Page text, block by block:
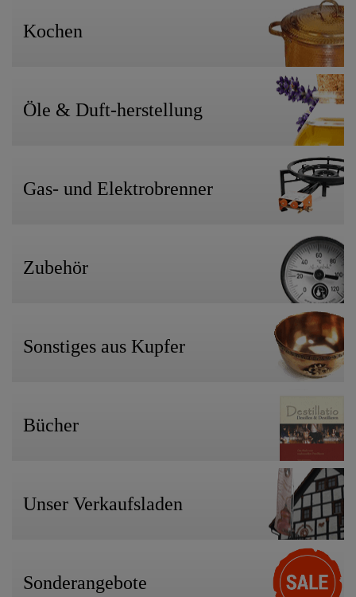
Kochen
Öle & Duft-herstellung
Gas- und Elektrobrenner
Zubehör
Sonstiges aus Kupfer
Bücher
Unser Verkaufsladen
Sonderangebote